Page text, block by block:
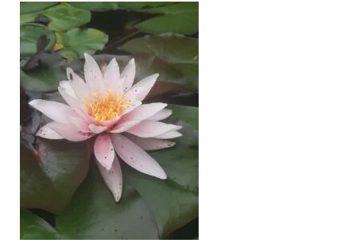
KÕIGE
MÕJUSAMAD
ON
LIHTSAD
PRAKTIKAD